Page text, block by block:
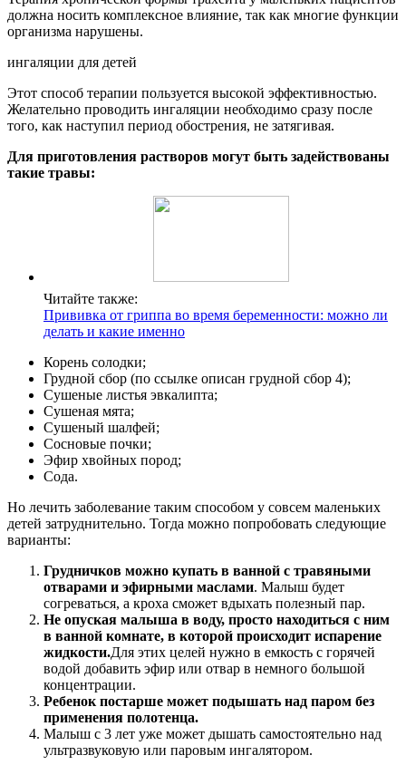
должна носить комплексное влияние, так как многие функции
организма нарушены.
ингаляции для детей
Этот способ терапии пользуется высокой эффективностью.
Желательно проводить ингаляции необходимо сразу после
того, как наступил период обострения, не затягивая.
Для приготовления растворов могут быть задействованы
такие травы:
Читайте также:
Прививка от гриппа во время беременности: можно ли
делать и какие именно
Корень солодки;
Грудной сбор (по ссылке описан грудной сбор 4);
Сушеные листья эвкалипта;
Сушеная мята;
Сушеный шалфей;
Сосновые почки;
Эфир хвойных пород;
Сода.
Но лечить заболевание таким способом у совсем маленьких
детей затруднительно. Тогда можно попробовать следующие
варианты:
Грудничков можно купать в ванной с травяными
отварами и эфирными маслами. Малыш будет
согреваться, а кроха сможет вдыхать полезный пар.
Не опуская малыша в воду, просто находиться с ним
в ванной комнате, в которой происходит испарение
жидкости.Для этих целей нужно в емкость с горячей
водой добавить эфир или отвар в немного большой
концентрации.
Ребенок постарше может подышать над паром без
применения полотенца.
Малыш с 3 лет уже может дышать самостоятельно над
ультразвуковую или паровым ингалятором.